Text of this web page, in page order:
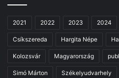
2021 2022 2023 2024
Csíkszereda Hargita Népe
Kolozsvár Magyarország
Simó Márton Székelyudvarhely